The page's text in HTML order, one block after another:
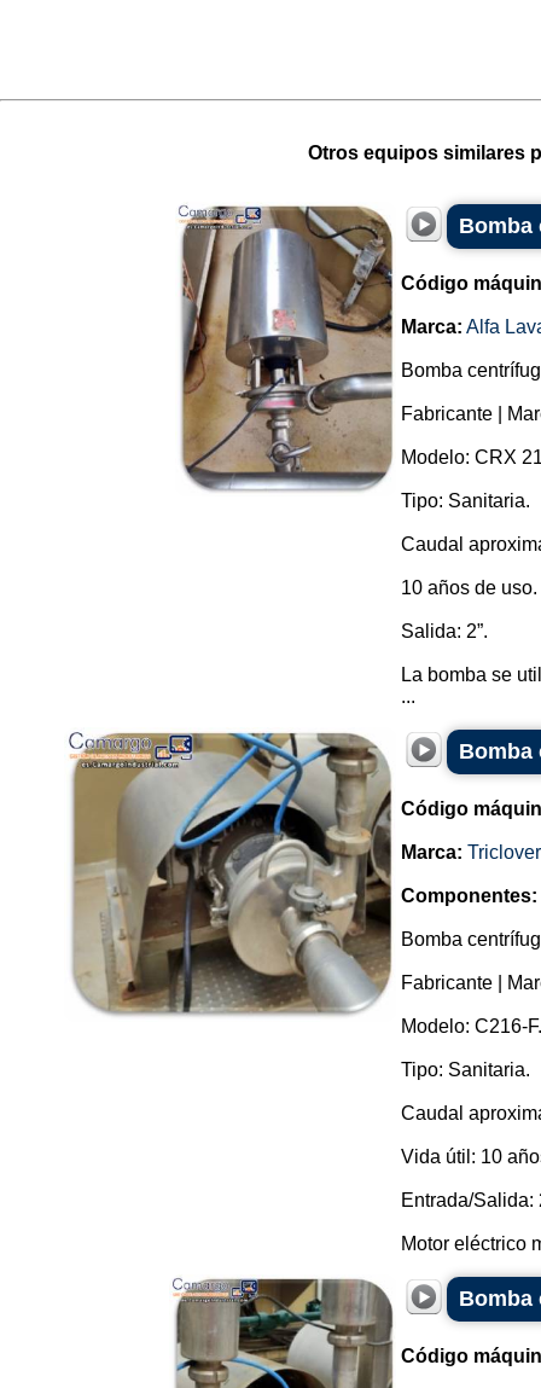
Otros equipos similares
Bomba
Código
Marca: Alfa
Bomba
Fabricante |
Modelo: CRX
Tipo: Sanitaria.
Caudal
10 años de uso.
Salida: 2”.
La bomba se
...
Bomba
Código
Marca: Triclover
Componentes:
Bomba
Fabricante |
Modelo: C216-F.
Tipo: Sanitaria.
Caudal
Vida útil: 10
Entrada/Salida:
Motor eléctrico
Bomba
Código